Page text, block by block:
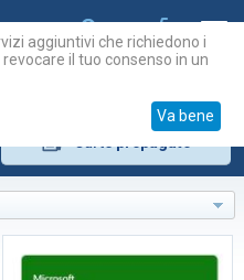
aggiuntivi che richiedono i
il tuo consenso in un
Va bene